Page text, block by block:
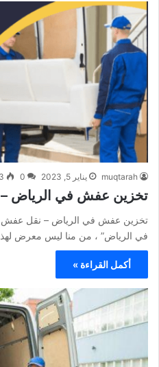
muqtarah يناير 5, 2023 0
تخزين عفش في الرياض
تخزين عفش في الرياض – نقل
في الرياض” ، من منا ليس معرض
أكمل القراءة »